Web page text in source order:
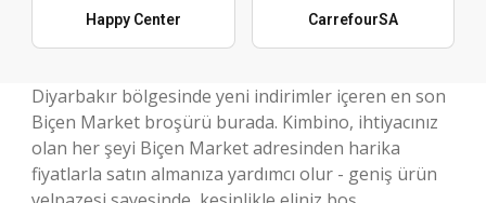
Happy Center CarrefourSA
Diyarbakır bölgesinde yeni indirimler içeren en son
Biçen Market broşürü burada. Kimbino, ihtiyacınız
olan her şeyi Biçen Market adresinden harika
fiyatlarla satın almanıza yardımcı olur - geniş ürün